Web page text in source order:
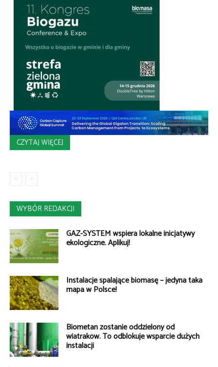
CZYTAJ WIĘCEJ
WYBÓR REDAKCJI
GAZ-SYSTEM wspiera lokalne inicjatywy
ekologiczne. Aplikuj!
Instalacje spalające biomasę – jedyna taka
mapa w Polsce!
Biometan zostanie oddzielony od
wiatraków. To odblokuje wsparcie dużych
instalacji